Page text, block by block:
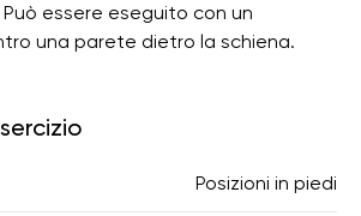
essere eseguito con un
una parete dietro la schiena.
Posizioni in piedi